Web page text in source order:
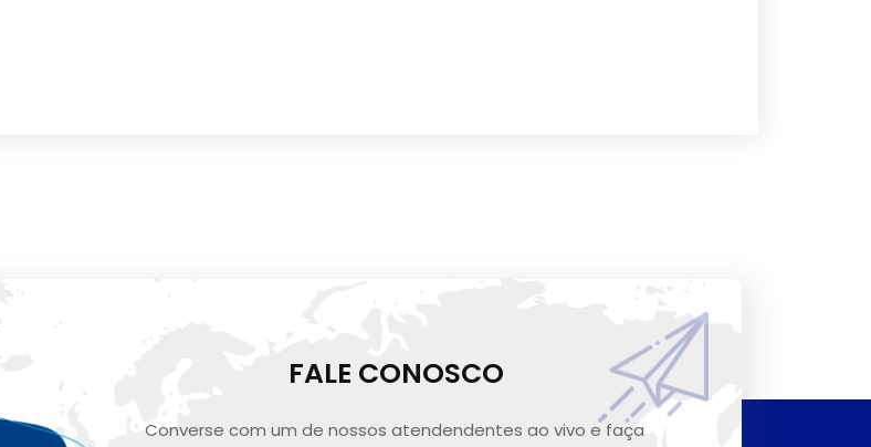
FALE CONOSCO
Converse com um de nossos atendendentes ao vivo e faça